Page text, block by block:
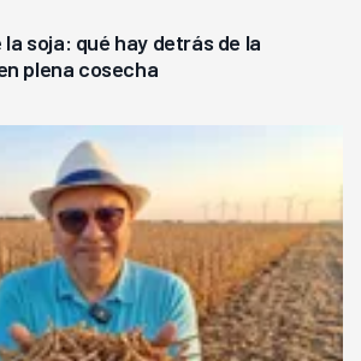
soja: qué hay detrás de la
plena cosecha